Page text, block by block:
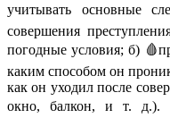
учитывать основные
совершения
погодные условия; б)
каким способом он
как он уходил после
окно, балкон, и т. д.).